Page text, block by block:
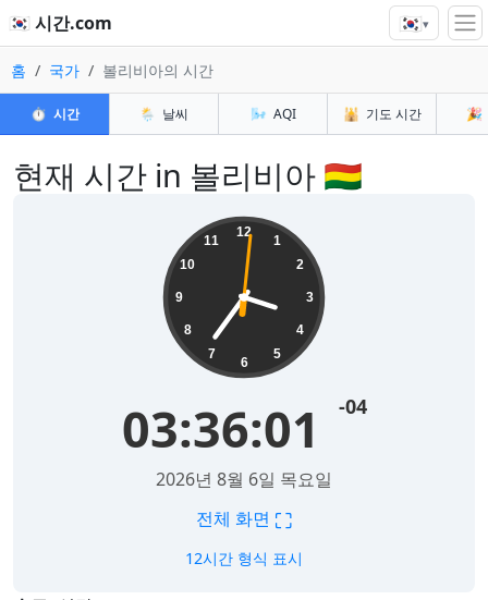
🇰🇷 시간.com 🇰🇷▾
홈 국가 볼리비아의 시간
⏱️ 시간 🌦️ 날씨 🌬️ AQI 🕌 기도 시간 🎉
현재 시간 in 볼리비아 🇧🇴
12
1
2
3
4
5
6
7
8
9
10
11
03:36:01 -04
2026년 8월 6일 목요일
전체 화면 ⛶
12시간 형식 표시